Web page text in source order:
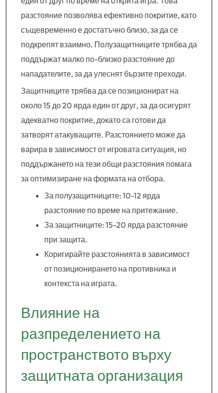
разстояние позволява ефективно покритие, като
същевременно е достатъчно близо, за да се
подкрепят взаимно. Полузащитниците трябва да
поддържат малко по-близко разстояние до
нападателите, за да улеснят бързите преходи.
Защитниците трябва да се позиционират на
около 15 до 20 ярда един от друг, за да осигурят
адекватно покритие, докато са готови да
затворят атакуващите. Разстоянието може да
варира в зависимост от игровата ситуация, но
поддържането на тези общи разстояния помага
за оптимизиране на формата на отбора.
За полузащитниците: 10-12 ярда
разстояние по време на притежание.
За защитниците: 15-20 ярда разстояние
при защита.
Коригирайте разстоянията в зависимост
от позиционирането на противника и
контекста на играта.
Влияние на
разпределението на
пространството върху
защитната организация